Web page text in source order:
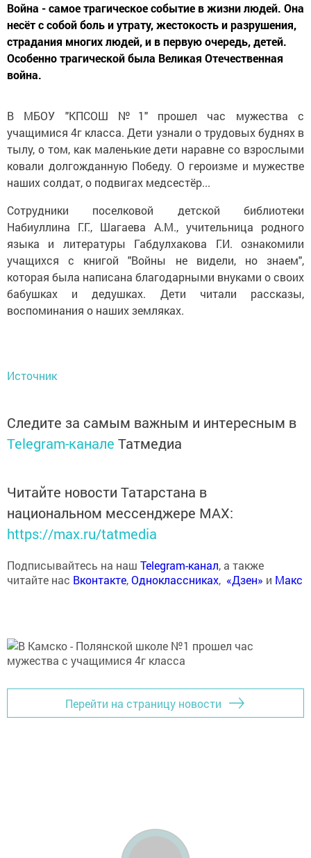
Война - самое трагическое событие в жизни людей. Она
несёт с собой боль и утрату, жестокость и разрушения,
страдания многих людей, и в первую очередь, детей.
Особенно трагической была Великая Отечественная
война.
В МБОУ "КПСОШ №1" прошел час мужества с
учащимися 4г класса. Дети узнали о трудовых буднях в
тылу, о том, как маленькие дети наравне со взрослыми
ковали долгожданную Победу. О героизме и мужестве
наших солдат, о подвигах медсестёр...
Сотрудники поселковой детской библиотеки
Набиуллина Г.Г., Шагаева А.М., учительница родного
языка и литературы Габдулхакова Г.И. ознакомили
учащихся с книгой "Войны не видели, но знаем",
которая была написана благодарными внуками о своих
бабушках и дедушках. Дети читали рассказы,
воспоминания о наших земляках.
Источник
Следите за самым важным и интересным в
Telegram-канале Татмедиа
Читайте новости Татарстана в
национальном мессенджере MАХ:
https://max.ru/tatmedia
Подписывайтесь на наш Telegram-канал, а также
читайте нас Вконтакте,Одноклассниках, «Дзен» и Макс
Перейти на страницу новости